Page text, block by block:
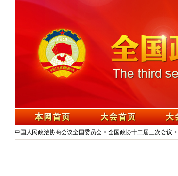
中国人民政治协商会议全国委员会 > 全国政协十二届三次会议 >